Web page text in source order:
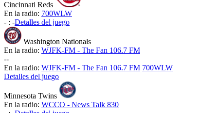
Cincinnati Reds
En la radio: 700WLW
- : -Detalles del juego
Washington Nationals
En la radio: WJFK-FM - The Fan 106.7 FM
--
En la radio: WJFK-FM - The Fan 106.7 FM 700WLW
Detalles del juego
Minnesota Twins
En la radio: WCCO - News Talk 830